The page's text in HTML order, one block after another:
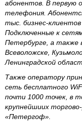
абонентов. В первую
телефония.
тыс. бизнес-
Подключенные к
Петербурге, а также
Всеволожске,
Ленинградской
Также оператору
сеть бесплатного
почти 1000 точек, в
крупнейшиих
«Петергоф».